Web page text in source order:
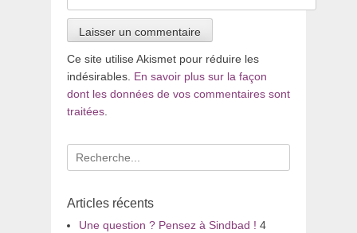
Ce site utilise Akismet pour réduire les
indésirables. En savoir plus sur la façon
dont les données de vos commentaires sont
traitées.
Recherche
pour
Articles récents
Une question ? Pensez à Sindbad ! 4